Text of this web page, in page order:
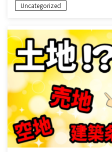
Uncategorized